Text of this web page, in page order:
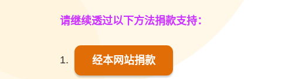
请继续透过以下方法捐款支持：
1. 经本网站捐款